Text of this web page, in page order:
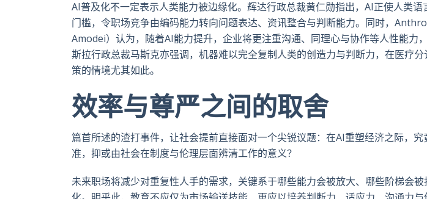
AI普及化不一定表示人类能力被边缘化。辉达行政总裁黄仁勋指出，AI正使人类
门槛，令职场竞争由编码能力转向问题表达、资讯整合与判断能力。同时，
Amodei）认为，随着AI能力提升，企业将更注重沟通、同理心与协作等人性能力
斯拉行政总裁马斯克亦强调，机器难以完全复制人类的创造力与判断力，在医疗
策的情境尤其如此。
效率与尊严之间的取舍
篇首所述的渣打事件，让社会提前直接面对一个尖锐议题：在AI重塑经济之际，
准，抑或由社会在制度与伦理层面辨清工作的意义？
未来职场将减少对重复性人手的需求，关键系于哪些能力会被放大、哪些阶梯会